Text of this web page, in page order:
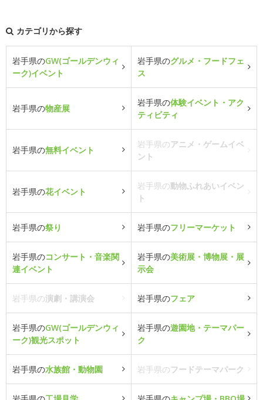
カテゴリから探す
岩手県のGW(ゴールデンウィ
ーク)イベント
岩手県のグルメ・フードフェ
ス
岩手県の物産展
岩手県の体験イベント・アク
ティビティ
岩手県の無料イベント
岩手県のアニメ・ゲームイベ
ント
岩手県の花イベント
岩手県の動物ふれあいイベン
ト
岩手県の祭り 岩手県のフリーマーケット
岩手県のコンサート・音楽関
連イベント
岩手県の美術展・博物展・展
示会
岩手県の演劇・講演会 岩手県のフェア
岩手県のGW(ゴールデンウィ
ーク)観光スポット
岩手県の遊園地・テーマパー
ク
岩手県の水族館・動物園 岩手県のフードテーマパーク